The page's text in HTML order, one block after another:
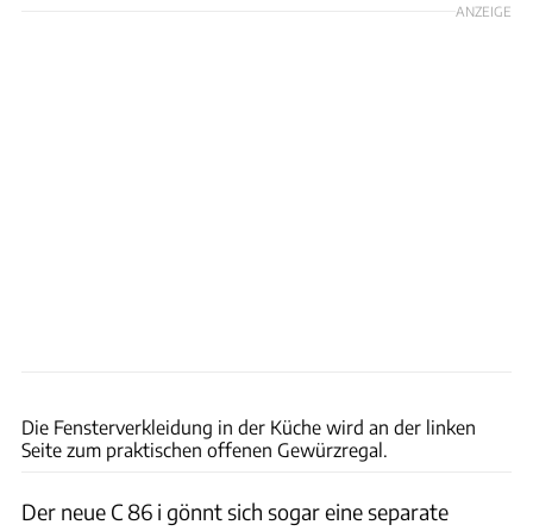
ANZEIGE
Die Fensterverkleidung in der Küche wird an der linken
Seite zum praktischen offenen Gewürzregal.
Der neue C 86 i gönnt sich sogar eine separate